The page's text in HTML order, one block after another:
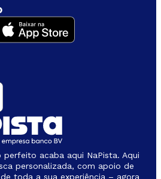
acaba aqui NaPista. Aqui
personalizada, com apoio de
toda a sua experiência – agora